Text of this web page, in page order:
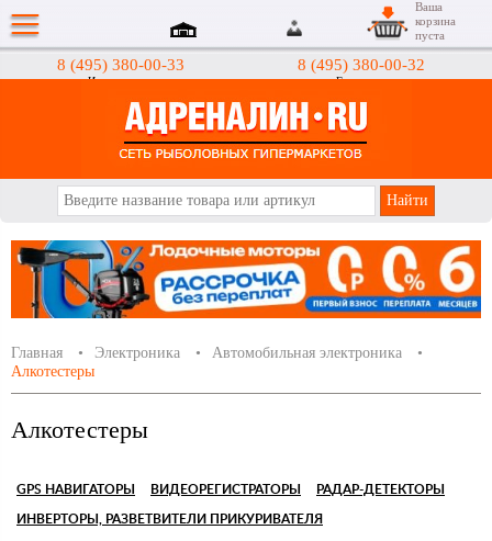
8 (495) 380-00-33
Интернет-магазин
8 (495) 380-00-32
Гипермаркеты
Ваша
корзина
пуста
Главная Электроника
Автомобильная электроника
Алкотестеры
Алкотестеры
GPS НАВИГАТОРЫ ВИДЕОРЕГИСТРАТОРЫ РАДАР-ДЕТЕКТОРЫ
ИНВЕРТОРЫ, РАЗВЕТВИТЕЛИ ПРИКУРИВАТЕЛЯ